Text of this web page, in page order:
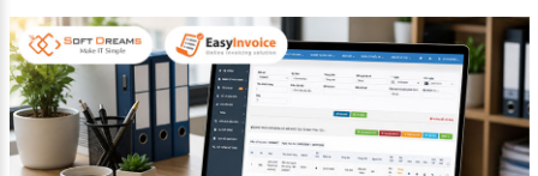
bài viết này, hóa đơn điện tử EasyInvoice sẽ chia sẻ 13
trường hợp hóa đơn điện tử không cần […]